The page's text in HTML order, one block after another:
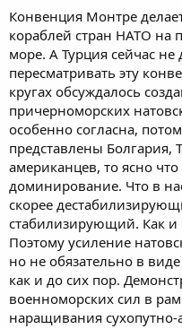
Конвенция Монтре
кораблей стран НАТО на
море. А Турция сейчас
пересматривать эту
кругах обсуждалось
причерноморских
особенно согласна,
представлены Болгария,
американцев, то ясно
доминирование. Что в
скорее
стабилизирующий. Как и
Поэтому усиление
но не обязательно в
как и до сих пор.
военноморских сил в
наращивания сухопутно-